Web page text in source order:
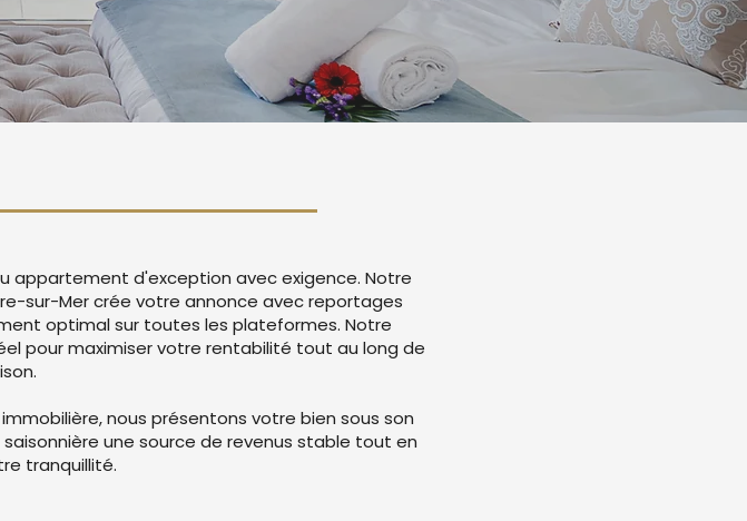
appartement d'exception avec exigence. Notre
sur-Mer crée votre annonce avec reportages
optimal sur toutes les plateformes. Notre
pour maximiser votre rentabilité tout au long de
nous présentons votre bien sous son
une source de revenus stable tout en
tranquillité.